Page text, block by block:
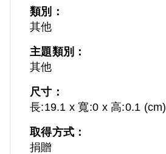
類別：
其他
主題類別：
其他
尺寸：
長:19.1 x 寬:0 x 高:0.1 (cm)
取得方式：
捐贈